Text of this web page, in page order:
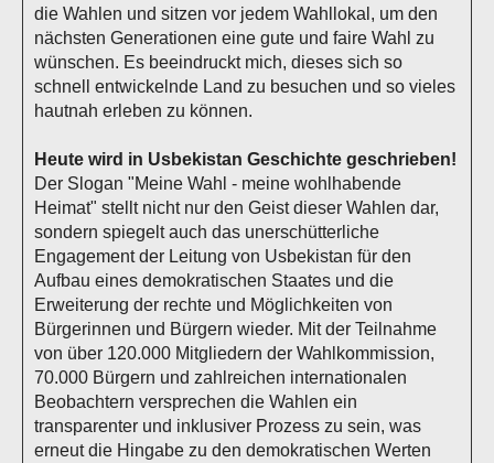
die Wahlen und sitzen vor jedem Wahllokal, um den
nächsten Generationen eine gute und faire Wahl zu
wünschen. Es beeindruckt mich, dieses sich so
schnell entwickelnde Land zu besuchen und so vieles
hautnah erleben zu können.
Heute wird in Usbekistan Geschichte geschrieben!
Der Slogan "Meine Wahl - meine wohlhabende
Heimat" stellt nicht nur den Geist dieser Wahlen dar,
sondern spiegelt auch das unerschütterliche
Engagement der Leitung von Usbekistan für den
Aufbau eines demokratischen Staates und die
Erweiterung der rechte und Möglichkeiten von
Bürgerinnen und Bürgern wieder. Mit der Teilnahme
von über 120.000 Mitgliedern der Wahlkommission,
70.000 Bürgern und zahlreichen internationalen
Beobachtern versprechen die Wahlen ein
transparenter und inklusiver Prozess zu sein, was
erneut die Hingabe zu den demokratischen Werten